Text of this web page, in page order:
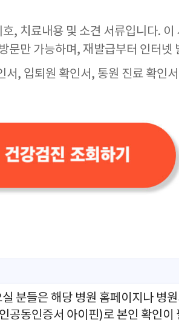
, 치료내용 및 소견 서류입니다. 이
문만 가능하며, 재발급부터 인터넷
서, 입퇴원 확인서, 통원 진료 확인
분들은 해당 병원 홈페이지나 병
공동인증서 아이핀)로 본인 확인이